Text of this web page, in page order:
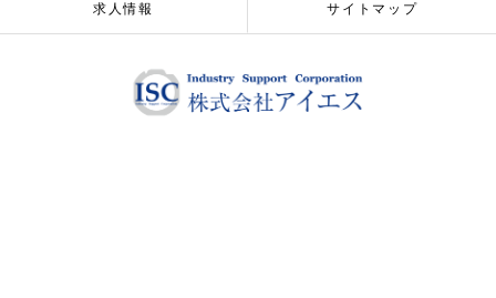
求人情報 サイトマップ